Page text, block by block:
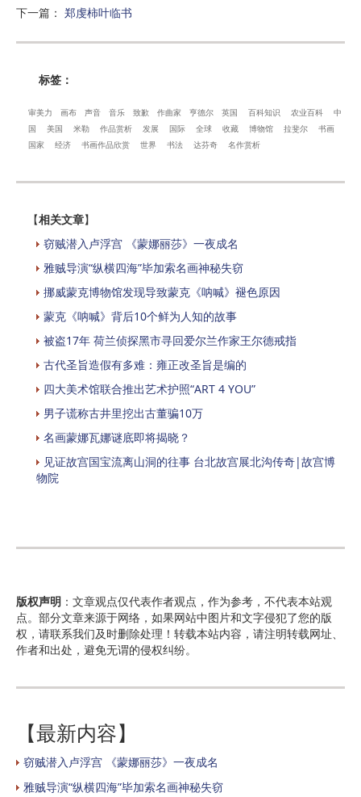
下一篇 ： 郑虔柿叶临书
标签：
审美力 画布 声音 音乐 致歉 作曲家 亨德尔 英国 百科知识 农业百科
中
国
美国 米勒 作品赏析 发展 国际 全球 收藏 博物馆 拉斐尔
书画
国家
经济 书画作品欣赏 世界 书法 达芬奇 名作赏析
【相关文章】
窃贼潜入卢浮宫 《蒙娜丽莎》一夜成名
雅贼导演“纵横四海”毕加索名画神秘失窃
挪威蒙克博物馆发现导致蒙克《呐喊》褪色原因
蒙克《呐喊》背后10个鲜为人知的故事
被盗17年 荷兰侦探黑市寻回爱尔兰作家王尔德戒指
古代圣旨造假有多难：雍正改圣旨是编的
四大美术馆联合推出艺术护照“ART 4 YOU”
男子谎称古井里挖出古董骗10万
名画蒙娜瓦娜谜底即将揭晓？
见证故宫国宝流离山洞的往事 台北故宫展北沟传奇|故宫博
物院
版权声明 ：文章观点仅代表作者观点，作为参考，不代表本站观
点。部分文章来源于网络，如果网站中图片和文字侵犯了您的版
权，请联系我们及时删除处理！转载本站内容，请注明转载网址、
作者和出处，避免无谓的侵权纠纷。
【最新内容】
窃贼潜入卢浮宫 《蒙娜丽莎》一夜成名
雅贼导演“纵横四海”毕加索名画神秘失窃